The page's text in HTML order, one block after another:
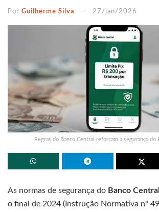
Por Guilherme Silva 27/jan/2026
Regras do Banco Central reforçam a segurança
As normas de segurança do Banco Central
o final de 2024 (Instrução Normativa nº